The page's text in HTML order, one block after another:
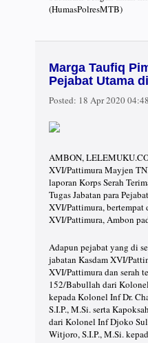
(HumasPolresMTB)
Marga Taufiq
Pejabat Utama
Posted: 18 Apr 2020
AMBON,
XVI/Pattimura Mayjen
laporan Korps Serah
Tugas Jabatan para
XVI/Pattimura,
XVI/Pattimura, Ambon
Adapun pejabat yang di
jabatan Kasdam XVI/
XVI/Pattimura dan serah
152/Babullah dari
kepada Kolonel Inf Dr.
S.I.P., M.Si. serta
dari Kolonel Inf Djoko
Witjoro, S.I.P., M.Si.